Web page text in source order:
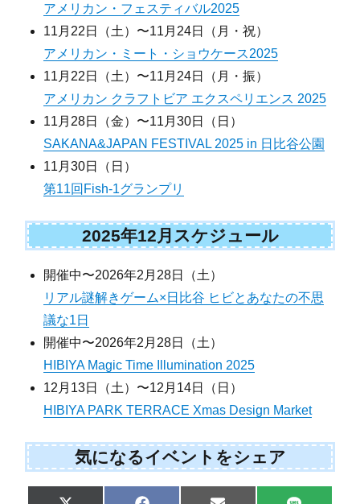
アメリカン・フェスティバル2025
11月22日（土）〜11月24日（月・祝）
アメリカン・ミート・ショウケース2025
11月22日（土）〜11月24日（月・振）
アメリカン クラフトビア エクスペリエンス 2025
11月28日（金）〜11月30日（日）
SAKANA&JAPAN FESTIVAL 2025 in 日比谷公園
11月30日（日）
第11回Fish-1グランプリ
2025年12月スケジュール
開催中〜2026年2月28日（土）
リアル謎解きゲーム×日比谷 ヒビとあなたの不思
議な1日
開催中〜2026年2月28日（土）
HIBIYA Magic Time Illumination 2025
12月13日（土）〜12月14日（日）
HIBIYA PARK TERRACE Xmas Design Market
気になるイベントをシェア